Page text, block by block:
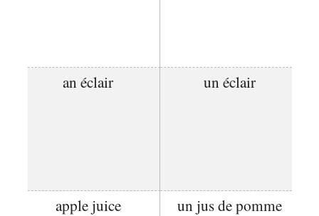
an éclair un éclair
apple juice un jus de pomme